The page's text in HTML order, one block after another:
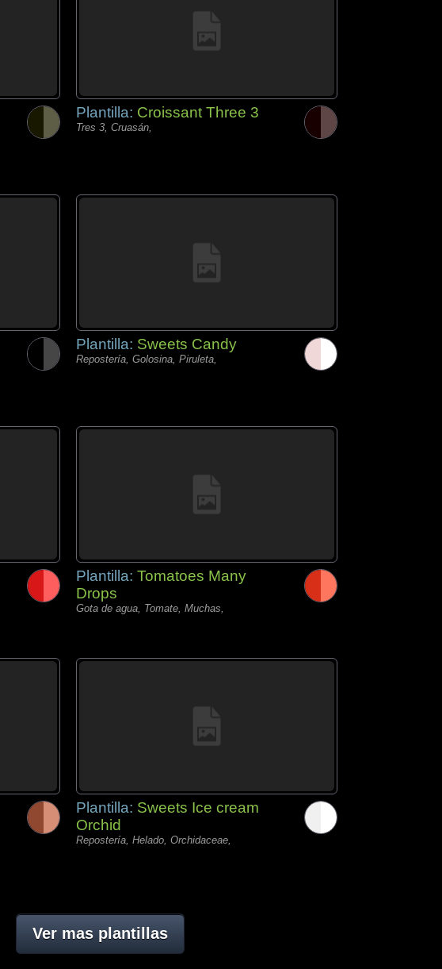
Plantilla: Croissant Three 3
Tres 3, Cruasán,
Plantilla: Sweets Candy
Repostería, Golosina, Piruleta,
Plantilla: Tomatoes Many
Drops
Gota de agua, Tomate, Muchas,
Plantilla: Sweets Ice cream
Orchid
Repostería, Helado, Orchidaceae,
Ver mas plantillas